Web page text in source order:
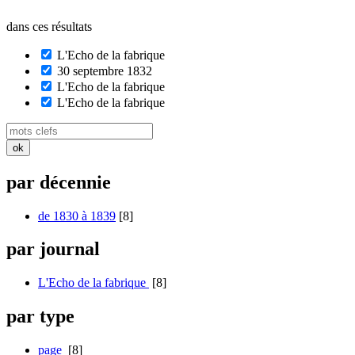
dans ces résultats
L'Echo de la fabrique
30 septembre 1832
L'Echo de la fabrique
L'Echo de la fabrique
par décennie
de 1830 à 1839 [8]
par journal
L'Echo de la fabrique [8]
par type
page [8]